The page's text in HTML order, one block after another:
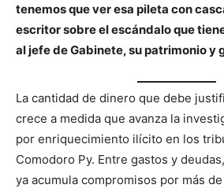
tenemos que ver esa pileta con
escritor sobre el escándalo que
al jefe de Gabinete, su patrimonio y
La cantidad de dinero que debe
crece a medida que avanza la
por enriquecimiento ilícito en los
Comodoro Py. Entre gastos y
ya acumula compromisos por más